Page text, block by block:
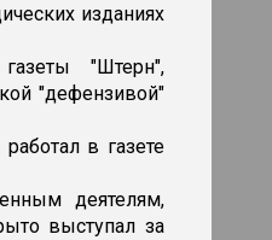
изданиях
"Штерн",
"дефензивой"
в газете
деятелям,
выступал за